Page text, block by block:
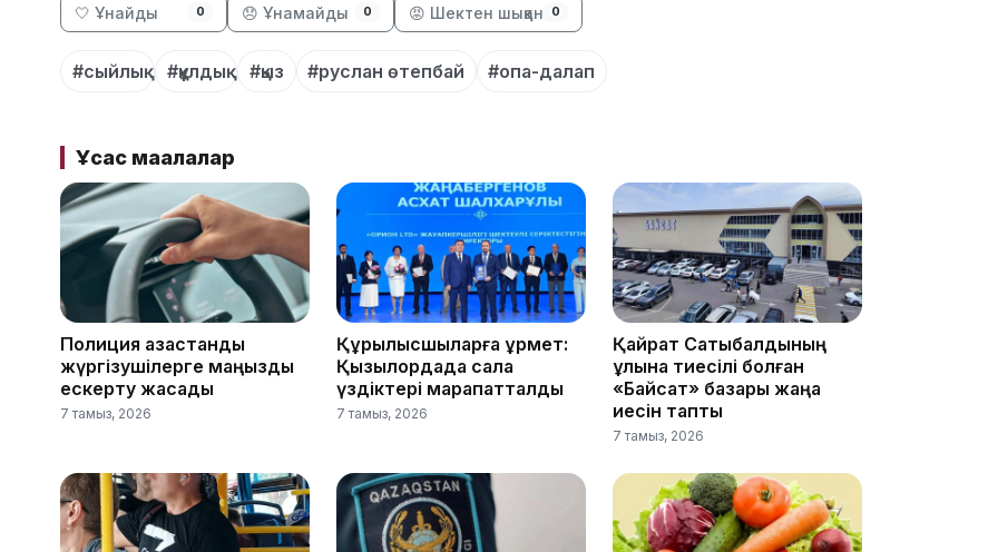
🤍 Ұнайды 0 😞 Ұнамайды 0 😡 Шектен шыққан 0
#сыйлық #құлдық #қыз #руслан өтепбай #опа-далап
Ұқсас мақалалар
Полиция қазақстандық
жүргізушілерге маңызды
ескерту жасады
7 тамыз, 2026
Құрылысшыларға құрмет:
Қызылордада сала
үздіктері марапатталды
7 тамыз, 2026
Қайрат Сатыбалдының
ұлына тиесілі болған
«Байсат» базары жаңа
иесін тапты
7 тамыз, 2026